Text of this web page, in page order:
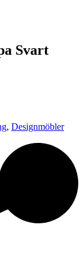
Svart
, Designmöbler